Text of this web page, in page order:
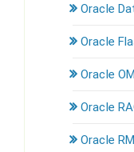
Oracle
Oracle
Oracle
Oracle
Oracle